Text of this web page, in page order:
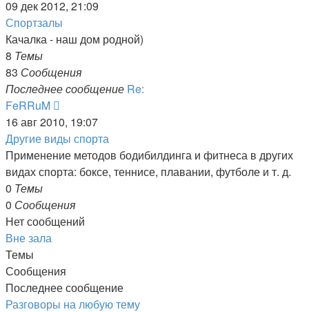
к
последнему
сообщению
09 дек 2012, 21:09
Спортзалы
Качалка - наш дом родной)
8 Темы
83 Сообщения
Последнее сообщение Re:
FeRRuM
к
последнему
сообщению
16 авг 2010, 19:07
Другие виды спорта
Применение методов бодибилдинга и фитнеса в других
видах спорта: боксе, теннисе, плавании, футболе и т. д.
0 Темы
0 Сообщения
Нет сообщений
Вне зала
Темы
Сообщения
Последнее сообщение
Разговоры на любую тему